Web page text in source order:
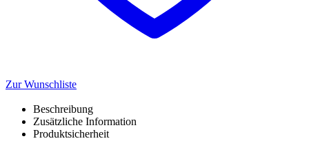
Zur Wunschliste
Beschreibung
Zusätzliche Information
Produktsicherheit